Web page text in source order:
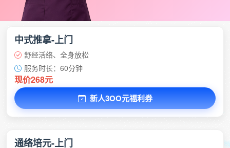
中式推拿-上门
舒经活络、全身放松
服务时长：60分钟
现价268元
新人3OO元福利券
通络培元-上门